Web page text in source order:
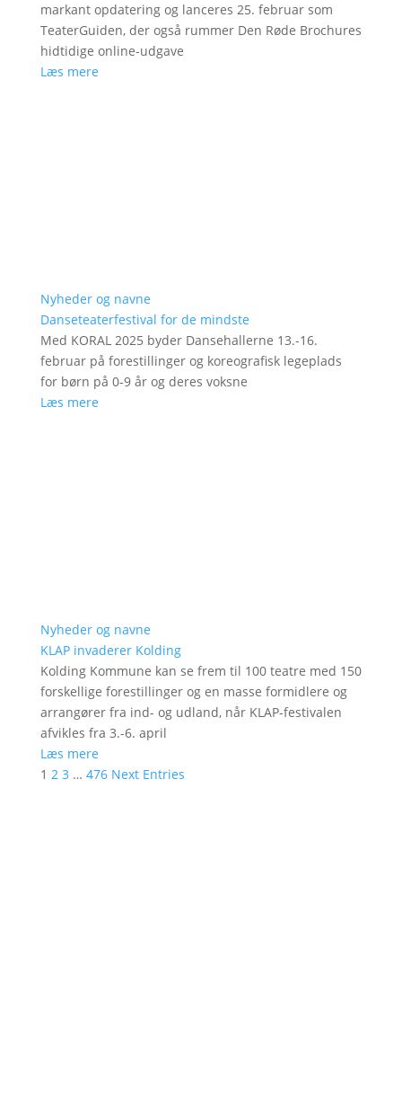
markant opdatering og lanceres 25. februar som
TeaterGuiden, der også rummer Den Røde Brochures
hidtidige online-udgave
Læs mere
Nyheder og navne
Danseteaterfestival for de mindste
Med KORAL 2025 byder Dansehallerne 13.-16.
februar på forestillinger og koreografisk legeplads
for børn på 0-9 år og deres voksne
Læs mere
Nyheder og navne
KLAP invaderer Kolding
Kolding Kommune kan se frem til 100 teatre med 150
forskellige forestillinger og en masse formidlere og
arrangører fra ind- og udland, når KLAP-festivalen
afvikles fra 3.-6. april
Læs mere
1 2 3 … 476 Next Entries